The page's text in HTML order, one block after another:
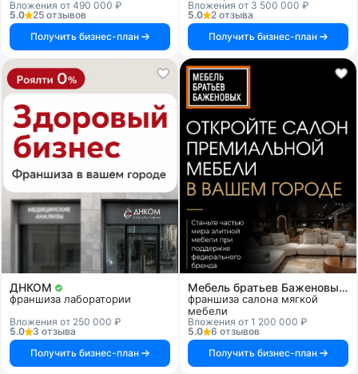
Вложения от 490 000 ₽
5.0
25 отзывов
Получить бизнес-план
Вложения от 3 500 000 ₽
5.0
2 отзыва
Получить бизнес-план
ДНКОМ
франшиза лаборатории
Вложения от 250 000 ₽
5.0
3 отзыва
Получить бизнес-план
Мебель братьев Баженовых
франшиза салона мягкой
мебели
Вложения от 1 200 000 ₽
5.0
6 отзывов
Получить бизнес-план